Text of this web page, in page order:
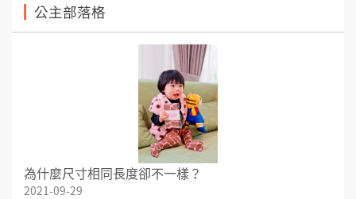
公主部落格
為什麼尺寸相同長度卻不一樣？
2021-09-29